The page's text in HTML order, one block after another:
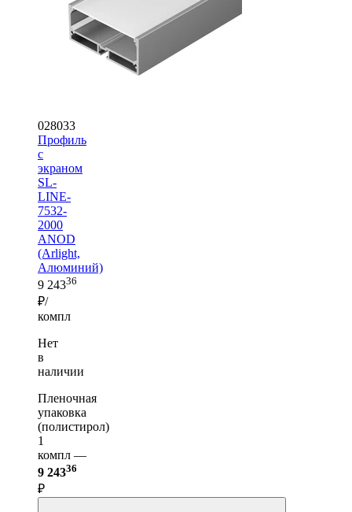
028033
Профиль
с
экраном
SL-
LINE-
7532-
2000
ANOD
(Arlight,
Алюминий)
9 24336
₽/
компл
Нет
в
наличии
Пленочная
упаковка
(полистирол)
1
компл —
9 24336
₽